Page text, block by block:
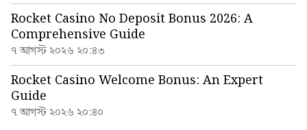
Rocket Casino No Deposit Bonus 2026: A
Comprehensive Guide
৭ আগস্ট ২০২৬ ২০:৪৩
Rocket Casino Welcome Bonus: An Expert
Guide
৭ আগস্ট ২০২৬ ২০:৪০